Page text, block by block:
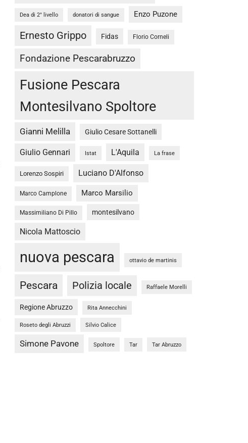
Dea di 2° livello donatori di sangue Enzo Puzone
Ernesto Grippo Fidas Florio Corneli
Fondazione Pescarabruzzo
Fusione Pescara
Montesilvano Spoltore
Gianni Melilla Giulio Cesare Sottanelli
Giulio Gennari Istat L'Aquila La frase
Lorenzo Sospiri Luciano D'Alfonso
Marco Camplone Marco Marsilio
Massimiliano Di Pillo montesilvano
Nicola Mattoscio
nuova pescara ottavio de martinis
Pescara Polizia locale Raffaele Morelli
Regione Abruzzo Rita Annecchini
Roseto degli Abruzzi Silvio Calice
Simone Pavone Spoltore Tar Tar Abruzzo